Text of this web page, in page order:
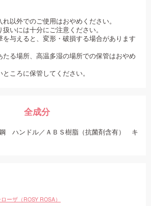
以外でのご使用はおやめください。
いには十分にご注意ください。
与えると、変形・破損する場合があります
る場所、高温多湿の場所での保管はおやめ
ころに保管してください。
全成分
ハンドル／ＡＢＳ樹脂（抗菌剤含有） キ
ーザ（ROSY ROSA）